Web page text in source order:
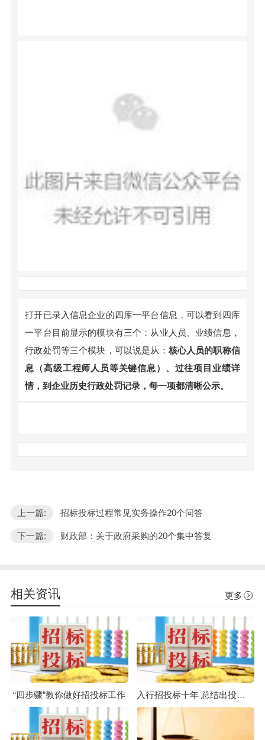
打开已录入信息企业的四库一平台信息，可以看到四库
一平台目前显示的模块有三个：从业人员、业绩信息，
行政处罚等三个模块，可以说是从： 核心人员的职称信
息（高级工程师人员等关键信息）、过往项目业绩详
情，到企业历史行政处罚记录，每一项都清晰公示。
上一篇: 招标投标过程常见实务操作20个问答
下一篇: 财政部：关于政府采购的20个集中答复
相关资讯 更多
“四步骤”教你做好招投标工作 入行招投标十年 总结出投标活动最应注意的六大事项